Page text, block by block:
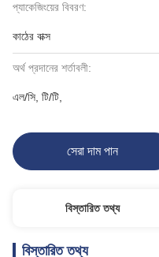
প্যাকেজিংয়ের বিবরণ:
কাঠের বাক্স
অর্থ প্রদানের শর্তাবলী:
এল/সি, টি/টি,
সেরা দাম পান
বিস্তারিত তথ্য
বিস্তারিত তথ্য